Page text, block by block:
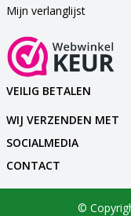
Mijn verlanglijst
VEILIG BETALEN
WIJ VERZENDEN MET
SOCIALMEDIA
CONTACT
©